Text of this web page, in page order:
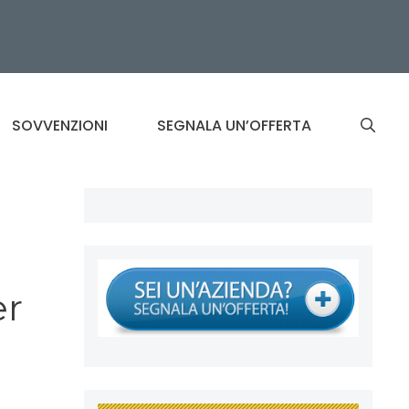
SOVVENZIONI SEGNALA UN’OFFERTA